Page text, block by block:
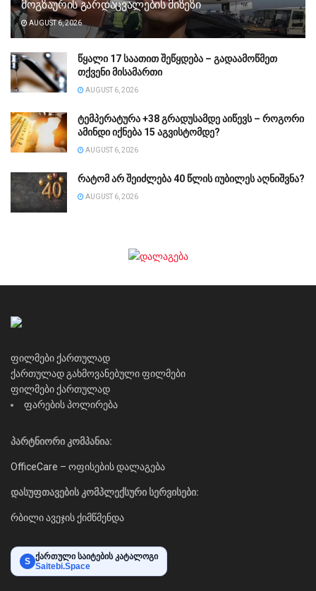
მოგზაურის გარდაცვალების მიზეზი
AUGUST 6, 2026
წყალი 17 საათით შეწყდება – გადაამოწმეთ
თქვენი მისამართი
AUGUST 6, 2026
ტემპერატურა +38 გრადუსამდე აიწევს – როგორი
ამინდი იქნება 15 აგვისტომდე?
AUGUST 6, 2026
რატომ არ შეიძლება 40 წლის იუბილეს აღნიშვნა?
AUGUST 6, 2026
ფილმები ქართულად
ქართულად გახმოვანებული ფილმები
ფილმები ქართულად
ფარების პოლირება
პარტნიორი კომპანია:
OfficeCare – ოფისების დალაგება
დასუფთავების კომპლექსური სერვისები:
რბილი ავეჯის ქიმწმენდა
S ქართული საიტების კატალოგი
Saitebi.Space